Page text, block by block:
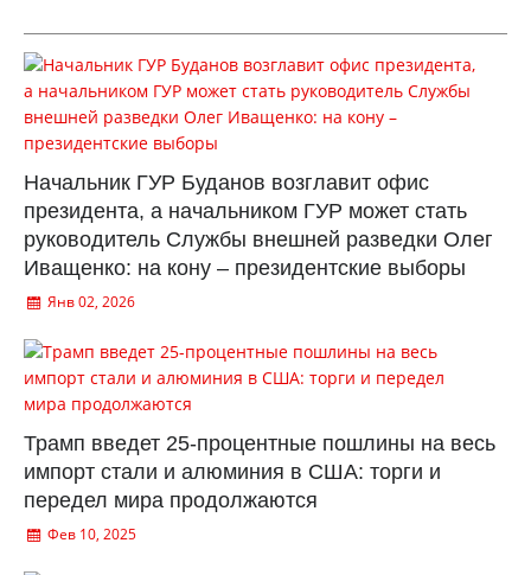
Начальник ГУР Буданов возглавит офис
президента, а начальником ГУР может стать
руководитель Службы внешней разведки Олег
Иващенко: на кону – президентские выборы
Янв 02, 2026
Трамп введет 25-процентные пошлины на весь
импорт стали и алюминия в США: торги и
передел мира продолжаются
Фев 10, 2025